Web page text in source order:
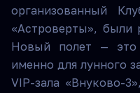
организованный
«Астроверты», были
Новый полет —
именно для лунного
VIP-зала «Внуково-